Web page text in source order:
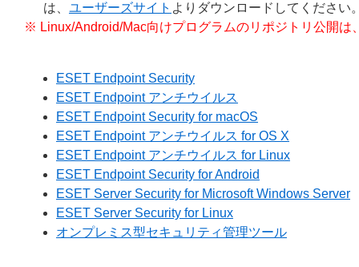
は、 ユーザーズサイト よりダウンロードしてください
※ Linux/Android/Mac向けプログラムのリポジトリ公開
ESET Endpoint Security
ESET Endpoint アンチウイルス
ESET Endpoint Security for macOS
ESET Endpoint アンチウイルス for OS X
ESET Endpoint アンチウイルス for Linux
ESET Endpoint Security for Android
ESET Server Security for Microsoft Windows Server
ESET Server Security for Linux
オンプレミス型セキュリティ管理ツール